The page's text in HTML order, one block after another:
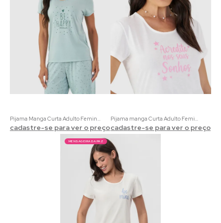
Pijama Manga Curta Adulto Feminino Liso e Estampado
cadastre-se para ver o preço
Pijama manga Curta Adulto Feminino Estampado e Liso
cadastre-se para ver o preço
MENSAGEIRA DA PAZ